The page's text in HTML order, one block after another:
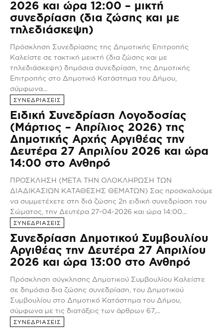
2026 και ώρα 12:00 – μικτή
συνεδρίαση (δια ζώσης και με
τηλεδιάσκεψη)
Πρόσκληση Συνεδρίασης της Δημοτικής Επιτροπής
Καλείστε σε τακτική μεικτή (δια ζώσης και με
τηλεδιάσκεψη) δημόσια συνεδρίαση, της Δημοτικής
Επιτροπής στο Δημοτικό Κατάστημα του Δήμου,
σύμφωνα...
ΣΥΝΕΔΡΙΑΣΕΙΣ
Ειδική Συνεδρίαση Λογοδοσίας
(Μάρτιος – Απρίλιος 2026) της
Δημοτικής Αρχής Αργιθέας την
Δευτέρα 27 Απριλίου 2026 και ώρα
14:00 στο Ανθηρό
ΠΡΟΣΚΛΗΣΗ (ΜΕΤΑ ΤΗΝ ΟΛΟΚΛΗΡΩΣΗ ΤΩΝ
ΔΙΑΔΙΚΑΣΙΩΝ ΚΑΤΑΘΕΣΗΣ ΘΕΜΑΤΩΝ) Σας προσκαλούμε
να συμμετέχετε στη διά ζώσης 2η ειδική συνεδρίαση του
Σώματος, την Δευτέρα 27-04-2026 και ώρα 14:00...
ΣΥΝΕΔΡΙΑΣΕΙΣ
Συνεδρίαση Δημοτικού Συμβουλίου
Αργιθέας την Δευτέρα 27 Απριλίου
2026 και ώρα 13:00 στο Ανθηρό
Πρόσκληση σύγκλησης Δημοτικού Συμβουλίου Καλείστε
σε δημόσια δια ζώσης συνεδρίαση, του Δημοτικού
Συμβουλίου στο Δημοτικό Κατάστημα του Δήμου,
σύμφωνα με τις διατάξεις των άρθρων 67,...
ΣΥΝΕΔΡΙΑΣΕΙΣ